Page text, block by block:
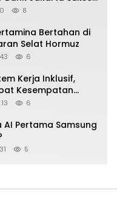
Awards 2026
8
Bertahan di
Selat Hormuz
6
Kerja Inklusif,
Kesempatan
6
Pertama Samsung
5